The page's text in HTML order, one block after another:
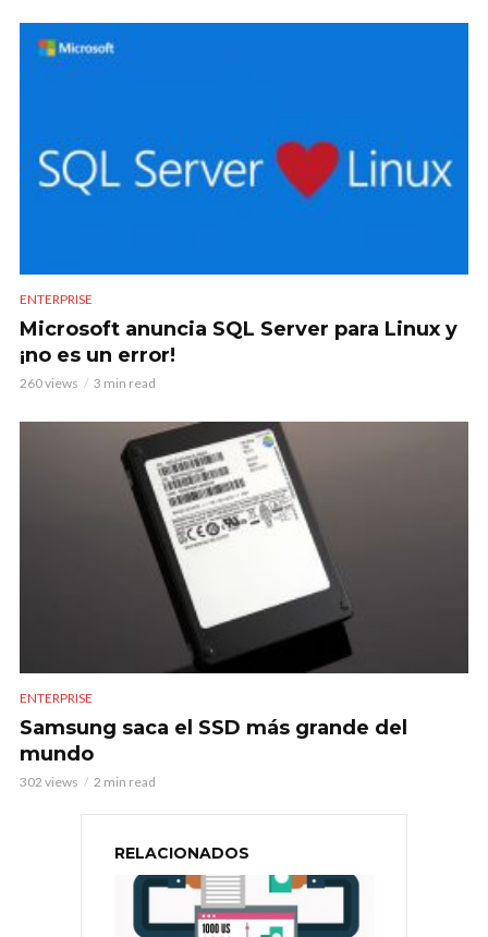
ENTERPRISE
Microsoft anuncia SQL Server para Linux y
¡no es un error!
260 views 3 min read
ENTERPRISE
Samsung saca el SSD más grande del
mundo
302 views 2 min read
RELACIONADOS